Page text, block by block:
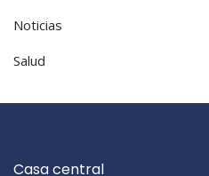
Noticias
Salud
Casa central